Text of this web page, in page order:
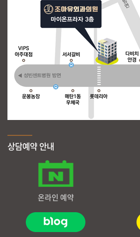
상담예약 안내
온라인 예약